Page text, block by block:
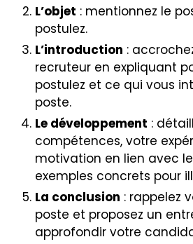
L’objet : mentionnez le
postulez.
L’introduction :
recruteur en expliquant
postulez et ce qui vous
poste.
Le développement :
compétences, votre
motivation en lien avec
exemples concrets pour
La conclusion : rappelez
poste et proposez un
approfondir votre